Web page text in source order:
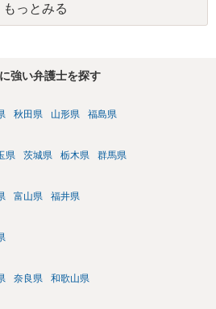
もっとみる
強い弁護士を探す
秋田県 山形県 福島県
県 茨城県 栃木県 群馬県
富山県 福井県
奈良県 和歌山県